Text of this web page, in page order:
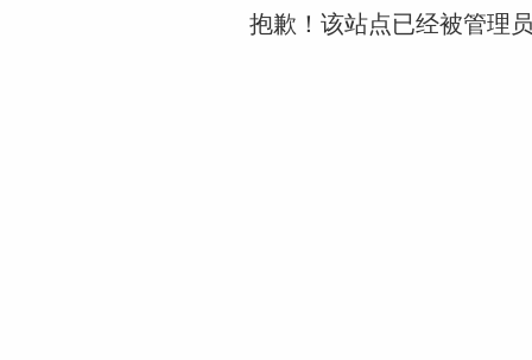
抱歉！该站点已经被管理